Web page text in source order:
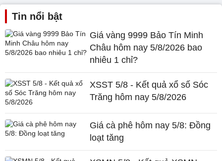
Tin nổi bật
Giá vàng 9999 Bảo Tín Minh
Châu hôm nay 5/8/2026 bao
nhiêu 1 chỉ?
XSST 5/8 - Kết quả xổ số Sóc
Trăng hôm nay 5/8/2026
Giá cà phê hôm nay 5/8: Đồng
loạt tăng